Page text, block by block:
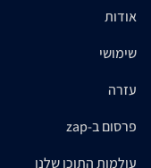
אודות
שימושי
עזרה
פרסום ב-zap
עולמות התוכן שלנו